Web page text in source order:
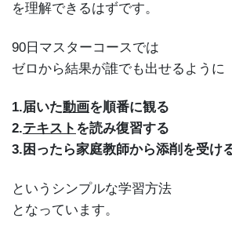
を理解できるはずです。
90日マスターコースでは
ゼロから結果が誰でも出せるように
1.届いた動画を順番に観る
2.テキスト を読み復習する
3.困ったら家庭教師から添削を受け
というシンプルな学習方法
となっています。